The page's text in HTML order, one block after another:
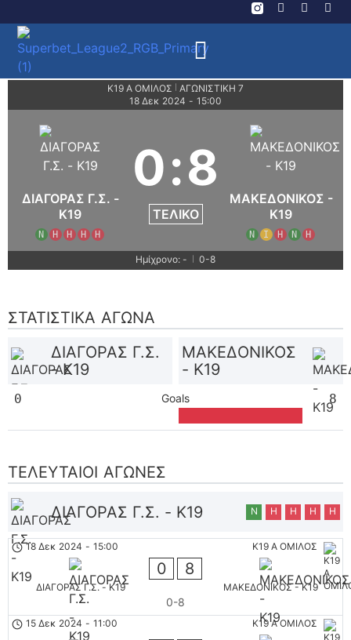
Κ19 Α ΟΜΙΛΟΣ
ΑΓΩΝΙΣΤΙΚΗ 7
18 Δεκ 2024 - 15:00
ΔΙΑΓΟΡΑΣ Γ.Σ. -
K19
Ν Η Η Η Η
0:8
ΤΕΛΙΚΌ
ΜΑΚΕΔΟΝΙΚΟΣ -
K19
Ν Ι Η Ν Η
Ημίχρονο: - 0-8
ΣΤΑΤΙΣΤΙΚΆ ΑΓΏΝΑ
ΔΙΑΓΟΡΑΣ Γ.Σ.
- K19
ΜΑΚΕΔΟΝΙΚΟΣ
- K19
0 Goals 8
ΤΕΛΕΥΤΑΊΟΙ ΑΓΏΝΕΣ
ΔΙΑΓΟΡΑΣ Γ.Σ. - K19 Ν Η Η Η Η
K19 Α ΟΜΙΛΟΣ
18 Δεκ 2024 - 15:00
ΔΙΑΓΟΡΑΣ Γ.Σ. - K19
0 8
ΜΑΚΕΔΟΝΙΚΟΣ - K19
0-8
K19 Α ΟΜΙΛΟΣ
15 Δεκ 2024 - 11:00